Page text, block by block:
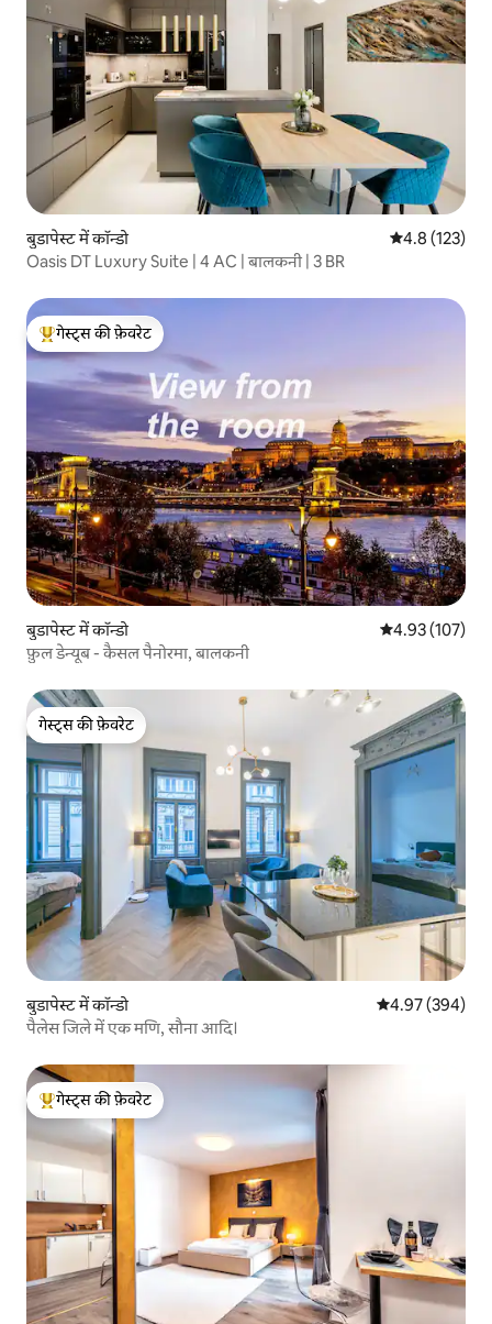
बुडापेस्ट में कॉन्डो औसत रेटिंग 5 में
4.8 (123)
Oasis DT Luxury Suite | 4 AC | बालकनी | 3 BR
गेस्ट्स का टॉप फ़ेवरेट
गेस्ट्स की फ़ेवरेट
बुडापेस्ट में कॉन्डो औसत रेटिंग 5 में से
4.93 (107)
फ़ुल डेन्यूब - कैसल पैनोरमा, बालकनी
गेस्ट्स की फ़ेवरेट
गेस्ट्स की फ़ेवरेट
बुडापेस्ट में कॉन्डो औसत रेटिंग 5 में से
4.97 (394)
पैलेस जिले में एक मणि, सौना आदि।
गेस्ट्स का टॉप फ़ेवरेट
गेस्ट्स की फ़ेवरेट